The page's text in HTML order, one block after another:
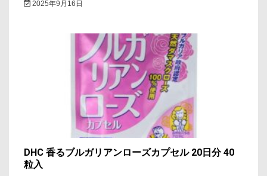
2025年9月16日
DHC 香るブルガリアンローズカプセル 20日分 40
粒入